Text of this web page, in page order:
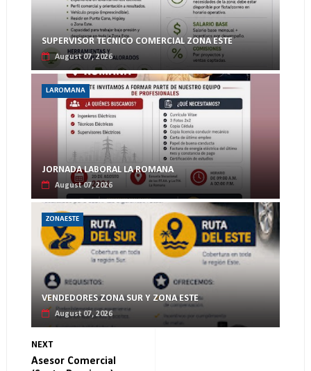
SUPERVISOR TECNICO COMERCIAL ZONA ESTE
August 07, 2026
LAROMANA
JORNADA LABORAL LA ROMANA
August 07, 2026
ZONAESTE
VENDEDORES ZONA SUR Y ZONA ESTE
August 07, 2026
NEXT
Asesor Comercial